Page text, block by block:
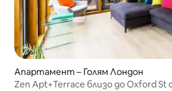
Апартамент – Голям Лондон
Zen Apt+Terrace близо до Oxford St